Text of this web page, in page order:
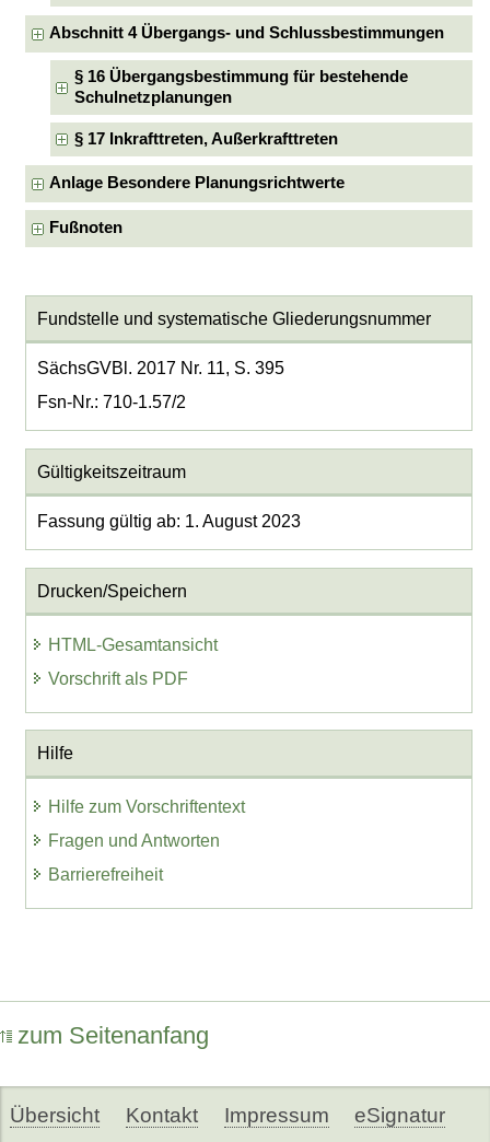
Abschnitt 4 Übergangs- und Schlussbestimmungen
§ 16 Übergangsbestimmung für bestehende
Schulnetzplanungen
§ 17 Inkrafttreten, Außerkrafttreten
Anlage Besondere Planungsrichtwerte
Fußnoten
Fundstelle und systematische Gliederungsnummer
SächsGVBl. 2017 Nr. 11, S. 395
Fsn-Nr.: 710-1.57/2
Gültigkeitszeitraum
Fassung gültig ab: 1. August 2023
Drucken/Speichern
HTML-Gesamtansicht
Vorschrift als PDF
Hilfe
Hilfe zum Vorschriftentext
Fragen und Antworten
Barrierefreiheit
zum Seitenanfang
Übersicht Kontakt Impressum eSignatur